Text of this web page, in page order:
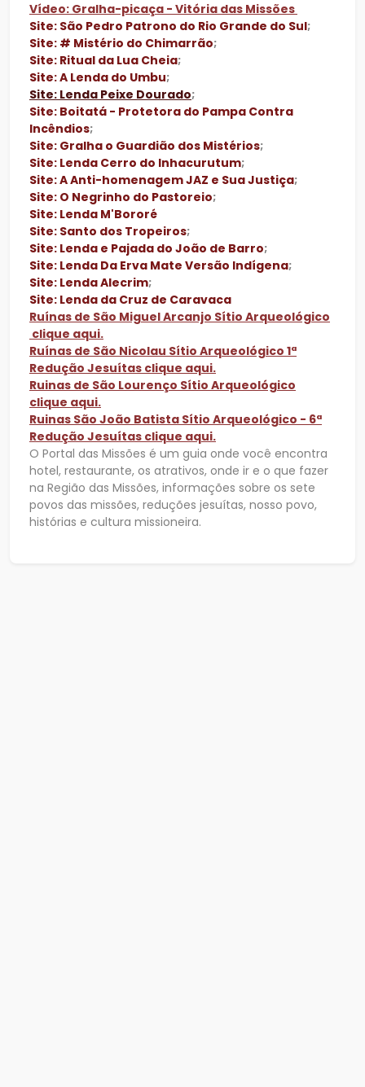
Vídeo: Gralha-picaça - Vitória das Missões
Site: São Pedro Patrono do Rio Grande do Sul;
Site: # Mistério do Chimarrão;
Site: Ritual da Lua Cheia;
Site: A Lenda do Umbu;
Site: Lenda Peixe Dourado;
Site: Boitatá - Protetora do Pampa Contra
Incêndios;
Site: Gralha o Guardião dos Mistérios;
Site: Lenda Cerro do Inhacurutum;
Site: A Anti-homenagem JAZ e Sua Justiça;
Site: O Negrinho do Pastoreio;
Site: Lenda M'Bororé
Site: Santo dos Tropeiros;
Site: Lenda e Pajada do João de Barro;
Site: Lenda Da Erva Mate Versão Indígena;
Site: Lenda Alecrim;
Site: Lenda da Cruz de Caravaca
Ruínas de São Miguel Arcanjo Sítio Arqueológico
clique aqui.
Ruínas de São Nicolau Sítio Arqueológico 1ª
Redução Jesuítas clique aqui.
Ruinas de São Lourenço Sítio Arqueológico
clique aqui.
Ruinas São João Batista Sítio Arqueológico - 6ª
Redução Jesuítas clique aqui.
O Portal das Missões é um guia onde você encontra
hotel, restaurante, os atrativos, onde ir e o que fazer
na Região das Missões, informações sobre os sete
povos das missões, reduções jesuítas, nosso povo,
histórias e cultura missioneira.